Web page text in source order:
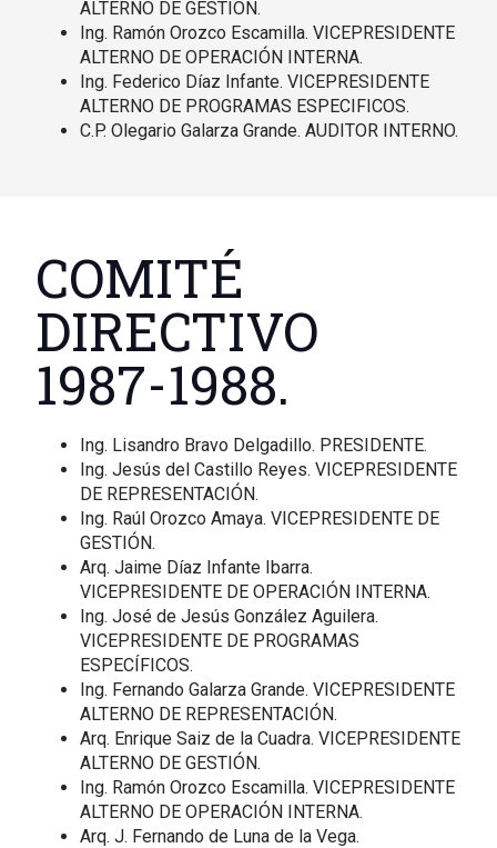
ALTERNO DE GESTION.
Ing. Ramón Orozco Escamilla. VICEPRESIDENTE
ALTERNO DE OPERACIÓN INTERNA.
Ing. Federico Díaz Infante. VICEPRESIDENTE
ALTERNO DE PROGRAMAS ESPECIFICOS.
C.P. Olegario Galarza Grande. AUDITOR INTERNO.
COMITÉ
DIRECTIVO
1987-1988.
Ing. Lisandro Bravo Delgadillo. PRESIDENTE.
Ing. Jesús del Castillo Reyes. VICEPRESIDENTE
DE REPRESENTACIÓN.
Ing. Raúl Orozco Amaya. VICEPRESIDENTE DE
GESTIÓN.
Arq. Jaime Díaz Infante Ibarra.
VICEPRESIDENTE DE OPERACIÓN INTERNA.
Ing. José de Jesús González Aguilera.
VICEPRESIDENTE DE PROGRAMAS
ESPECÍFICOS.
Ing. Fernando Galarza Grande. VICEPRESIDENTE
ALTERNO DE REPRESENTACIÓN.
Arq. Enrique Saiz de la Cuadra. VICEPRESIDENTE
ALTERNO DE GESTIÓN.
Ing. Ramón Orozco Escamilla. VICEPRESIDENTE
ALTERNO DE OPERACIÓN INTERNA.
Arq. J. Fernando de Luna de la Vega.